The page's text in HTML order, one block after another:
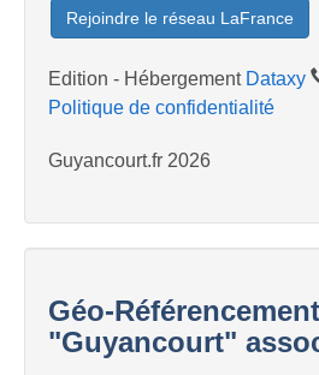
Rejoindre le réseau LaFrance
Edition - Hébergement Dataxy
Politique de confidentialité
Guyancourt.fr 2026
Géo-
"Guyancourt"